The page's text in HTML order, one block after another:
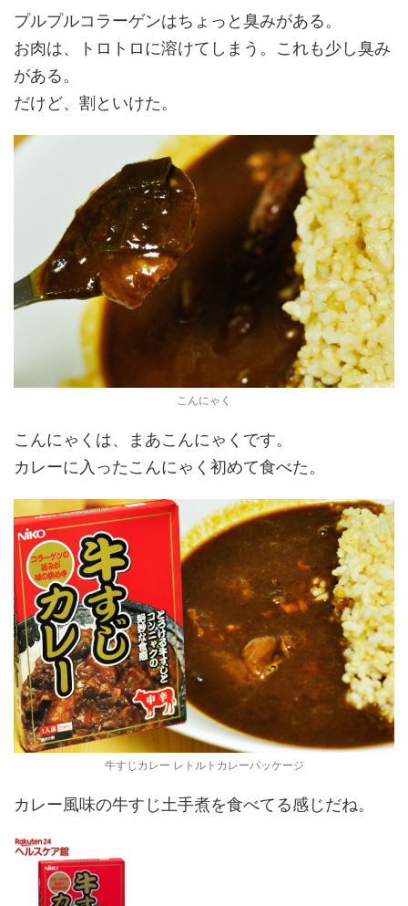
プルプルコラーゲンはちょっと臭みがある。
お肉は、トロトロに溶けてしまう。これも少し臭み
がある。
だけど、割といけた。
こんにゃく
こんにゃくは、まあこんにゃくです。
カレーに入ったこんにゃく初めて食べた。
牛すじカレー レトルトカレーパッケージ
カレー風味の牛すじ土手煮を食べてる感じだね。